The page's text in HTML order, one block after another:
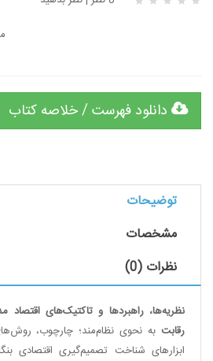
دانلود فهرست / خلاصه کتاب
توضیحات
مشخصات
نظرات (0)
نظریه‌ها، راهبردها و تاکتیک‌های
رقابت به نحوی نظام‌مند؛ چارچوب،
ابزارهای شناخت تصمیم‌گیری اقتصادی